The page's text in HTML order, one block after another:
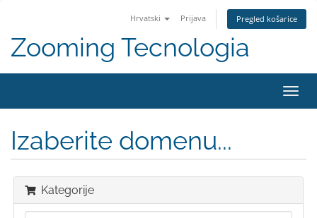
Hrvatski Prijava Pregled košarice
Zooming Tecnologia
Izaberite domenu...
Kategorije